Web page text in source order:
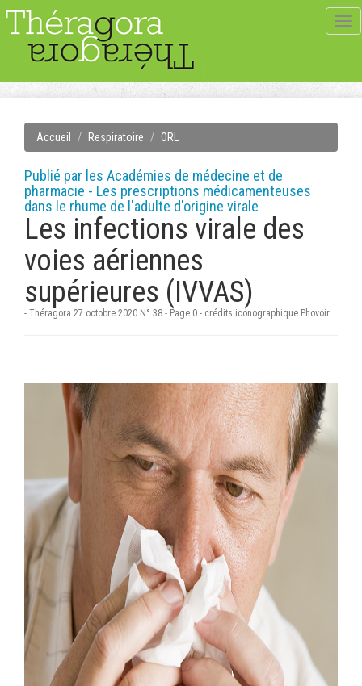
Accueil Respiratoire ORL
Publié par les Académies de médecine et de
pharmacie - Les prescriptions médicamenteuses
dans le rhume de l'adulte d'origine virale
Les infections virale des
voies aériennes
supérieures (IVVAS)
- Théragora 27 octobre 2020 N° 38 - Page 0 - crédits iconographique Phovoir